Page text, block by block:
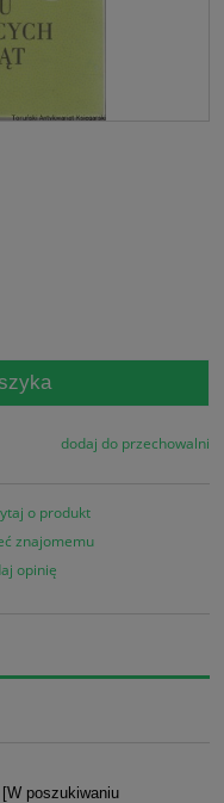
dodaj do przechowalni
o produkt
znajomemu
opinię
poszukiwaniu